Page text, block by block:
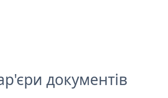
документів